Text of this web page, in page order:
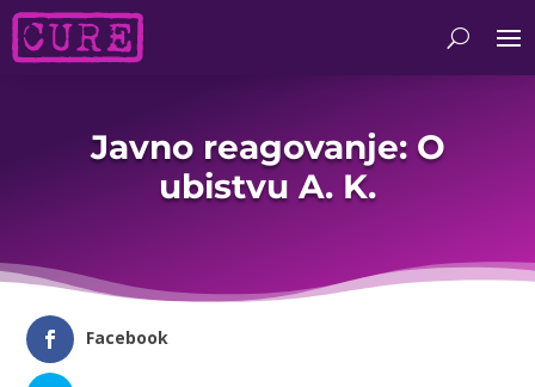
Javno reagovanje: O
ubistvu A. K.
Facebook